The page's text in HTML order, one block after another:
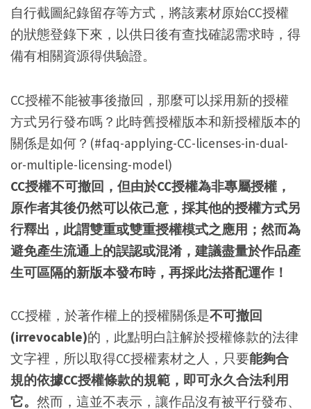
自行截圖紀錄留存等方式，將該素材原始CC授權
的狀態登錄下來，以供日後有查找確認需求時，得
備有相關資源得供驗證。
CC授權不能被事後撤回，那麼可以採用新的授權
方式另行發布嗎？此時舊授權版本和新授權版本的
關係是如何？(#faq-applying-CC-licenses-in-dual-
or-multiple-licensing-model)
CC授權不可撤回，但由於CC授權為非專屬授權，
原作者其後仍然可以依己意，採其他的授權方式另
行釋出，此謂雙重或雙重授權模式之應用；然而為
避免產生流通上的誤認或混淆，建議盡量於作品產
生可區隔的新版本發布時，再採此法搭配運作！
CC授權，於著作權上的授權關係是不可撤回
(irrevocable)的，此點明白註解於授權條款的法律
文字裡，所以取得CC授權素材之人，只要能夠合
規的依據CC授權條款的規範，即可永久合法利用
它。 然而，這並不表示，讓作品沒有被平行發布、